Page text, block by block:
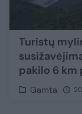
Turistų
pakilo 6 km
Gamta